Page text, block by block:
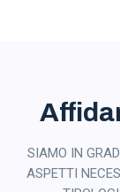
SIAMO IN
ASPETTI